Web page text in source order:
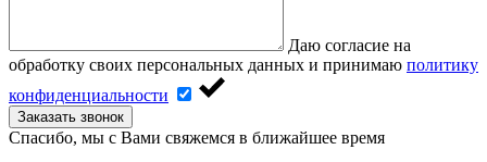
Даю согласие на
обработку своих персональных данных и принимаю политику
конфиденциальности
Заказать звонок
Спасибо, мы с Вами свяжемся в ближайшее время